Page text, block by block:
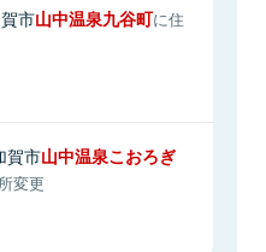
市山中温泉九谷町に住
賀市山中温泉こおろぎ
変更